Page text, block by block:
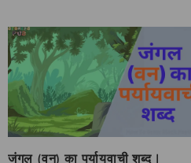
जंगल (वन) का पर्यायवाची शब्द |